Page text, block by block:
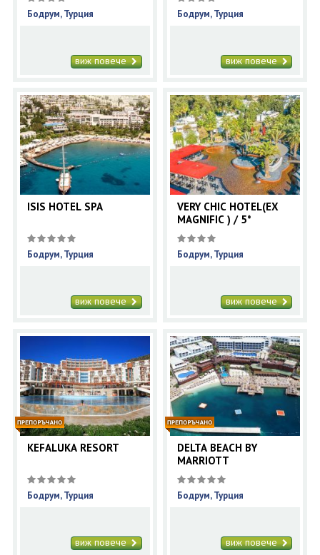
Бодрум, Турция
виж повече
Бодрум, Турция
виж повече
ISIS HOTEL SPA
Бодрум, Турция
виж повече
VERY CHIC HOTEL(EX
MAGNIFIC ) / 5*
Бодрум, Турция
виж повече
KEFALUKA RESORT
Бодрум, Турция
виж повече
DELTA BEACH BY
MARRIOTT
Бодрум, Турция
виж повече